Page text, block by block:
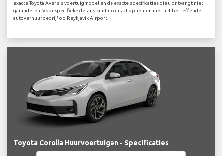
exacte Toyota Avensis voertuigmodel en de exacte specificaties die u ontvangt niet
garanderen. Voor specifieke details kunt u contact opnemen met het betreffende
autoverhuurbedrijf op Reykjavik Airport.
Toyota Corolla Huurvoertuigen - Specificaties